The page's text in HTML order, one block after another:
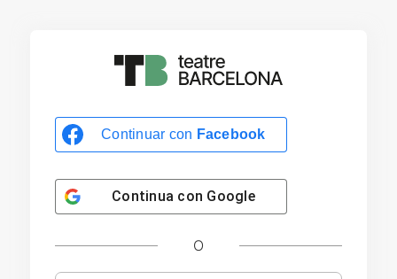
Continuar con Facebook
Continua con Google
O